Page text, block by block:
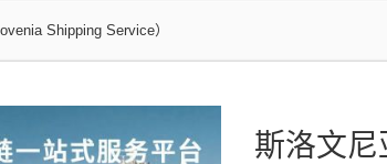
Shipping Service）
斯洛文